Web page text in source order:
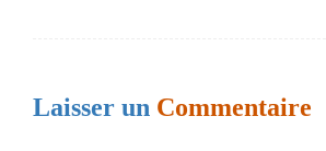
a
Laisser un Commentaire